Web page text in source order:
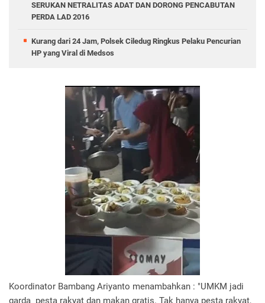
SERUKAN NETRALITAS ADAT DAN DORONG PENCABUTAN
PERDA LAD 2016
Kurang dari 24 Jam, Polsek Ciledug Ringkus Pelaku Pencurian
HP yang Viral di Medsos
Koordinator Bambang Ariyanto menambahkan : "UMKM jadi
garda pesta rakyat dan makan gratis. Tak hanya pesta rakyat,